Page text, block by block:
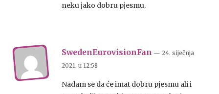
neku jako dobru pjesmu.
SwedenEurovisionFan — 24. siječnja
2021. u 12:58
Nadam se da će imat dobru pjesmu ali i